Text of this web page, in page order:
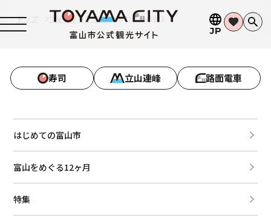
JP
トップ フォトライブラリ おわら風の盆2
寿司 立山連峰 路面電車
はじめての富山市
富山をめぐる12ヶ月
特集